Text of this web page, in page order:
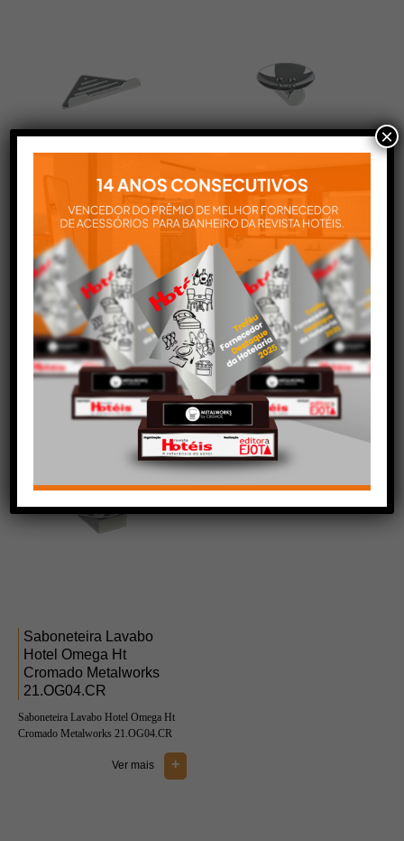
Saboneteira Canto
12Cm Shape Ht Ip
Metalworks 25.SP00.IP
Saboneteira Canto 12Cm Shape Ht Ip
Metalworks 25.SP00.IP
Ver mais +
Saboneteira Lavabo
Hotel Sigma Ht Cromado
Metalworks 21.SG04.CR
Saboneteira Lavabo Hotel Sigma Ht
Cromado Metalworks 21.SG04.CR
Ver mais
Saboneteira Lavabo
Hotel Omega Ht
Cromado Metalworks
21.OG04.CR
Saboneteira Lavabo Hotel Omega Ht
Cromado Metalworks 21.OG04.CR
Ver mais +
×